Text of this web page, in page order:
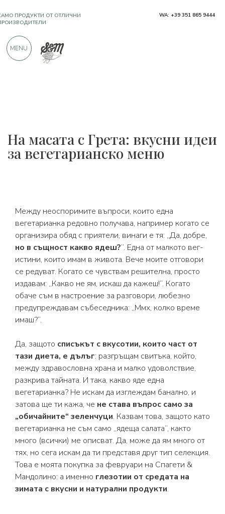
На масата с Грета: вкусни идеи
за вегетарианско меню
Между неоспоримите въпроси, които една
вегетарианка редовно получава, например когато се
организира обяд с приятели, винаги е тя: „Да, добре,
но в същност какво ядеш?“. Една от малкото вег-
истини, които имам в живота. Вече моите отговори
се редуват. Когато се чувствам решителна, просто
издавам: „Какво не ям, искаш да кажеш!“. Когато
обаче съм в настроение за разговори, любезно
предупреждавам събеседника: „Ммх, колко време
имаш?“.
Да, защото списъкът с вкусотии, които част от
тази диета, е дълъг: разгръщам свитъка, който,
между здравословна храна и малко удоволствие,
разкрива тайната. И така, какво яде една
вегетарианка? Не искам да изглеждам банално, и
затова ще ти кажа, че не става въпрос само за
„обичайните“ зеленчуци. Казвам това, защото като
вегетарианка не съм само „ядеща салата“, както
много (всички) ме описват. Да, може да ям много от
тях, но сега искам да ти представя друг тип селекция.
Това е моята покупка за февруари на Спагети &
Мандолино: а именно глезотии от средата на
зимата с вкусни и натурални продукти.
ПРОДУКТИ ОТ ОТЛИЧНИ
900 ПОЛОЖИТЕЛНИ ОТЗИВИ
WA: +39 351 865 9444
MENU